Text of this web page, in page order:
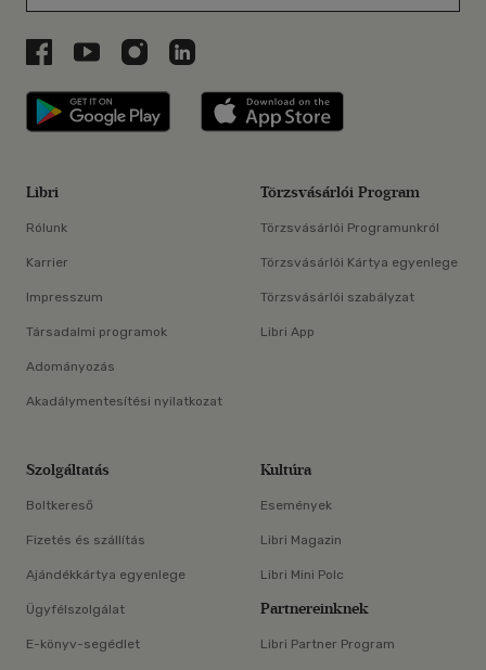
Libri a Facebookon
Libri a Youtube-on
Libri az Instagramon
Libri a LinkedInen
Libri applikáció Szerezd meg: Google
Libri
Rólunk
Karrier
Impresszum
Társadalmi programok
Adományozás
Akadálymentesítési nyilatkozat
Törzsvásárlói Program
Törzsvásárlói Programunkról
Törzsvásárlói Kártya egyenlege
Törzsvásárlói szabályzat
Libri App
Szolgáltatás
Boltkereső
Fizetés és szállítás
Ajándékkártya egyenlege
Ügyfélszolgálat
E-könyv-segédlet
Kultúra
Események
Libri Magazin
Libri Mini Polc
Partnereinknek
Libri Partner Program